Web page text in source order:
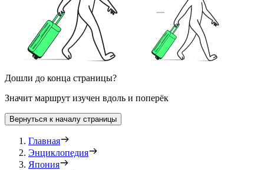
Дошли до конца страницы?
Значит маршрут изучен вдоль и поперёк
Вернуться к началу страницы
Главная
Энциклопедия
Япония